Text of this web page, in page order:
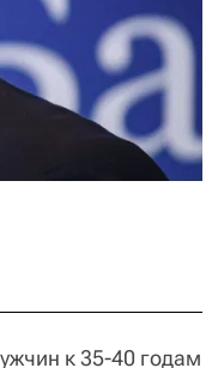
к 35-40 годам